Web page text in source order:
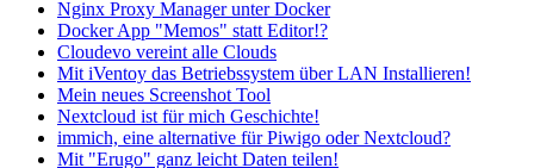
Nginx Proxy Manager unter Docker
Docker App "Memos" statt Editor!?
Cloudevo vereint alle Clouds
Mit iVentoy das Betriebssystem über LAN Installieren!
Mein neues Screenshot Tool
Nextcloud ist für mich Geschichte!
immich, eine alternative für Piwigo oder Nextcloud?
Mit "Erugo" ganz leicht Daten teilen!